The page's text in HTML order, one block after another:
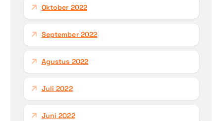
Oktober 2022
September 2022
Agustus 2022
Juli 2022
Juni 2022